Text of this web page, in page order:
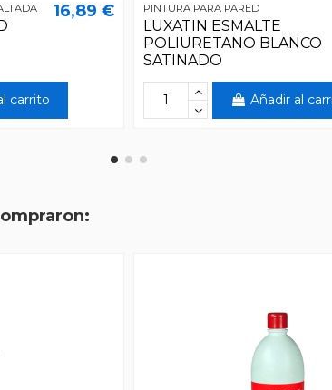
16,89 €
carrito
PINTURA PARA PARED
LUXATIN ESMALTE
POLIURETANO BLANCO
SATINADO
Añadir al